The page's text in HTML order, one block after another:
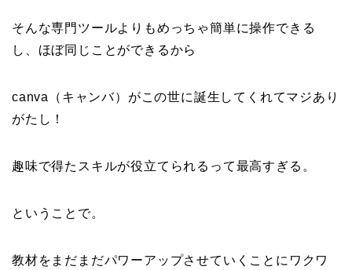
そんな専門ツールよりもめっちゃ簡単に操作できる
し、ほぼ同じことができるから
canva（キャンバ）がこの世に誕生してくれてマジあり
がたし！
趣味で得たスキルが役立てられるって最高すぎる。
ということで。
教材をまだまだパワーアップさせていくことにワクワ